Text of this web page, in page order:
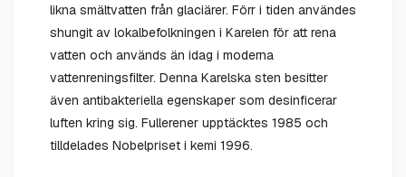
likna smältvatten från glaciärer. Förr i tiden användes
shungit av lokalbefolkningen i Karelen för att rena
vatten och används än idag i moderna
vattenreningsfilter. Denna Karelska sten besitter
även antibakteriella egenskaper som desinficerar
luften kring sig. Fullerener upptäcktes 1985 och
tilldelades Nobelpriset i kemi 1996.